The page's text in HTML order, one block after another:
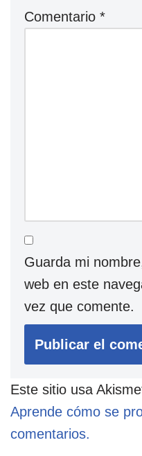
Comentario *
Guarda mi
web en este
vez que comente.
Este sitio usa
Aprende cómo se
comentarios.